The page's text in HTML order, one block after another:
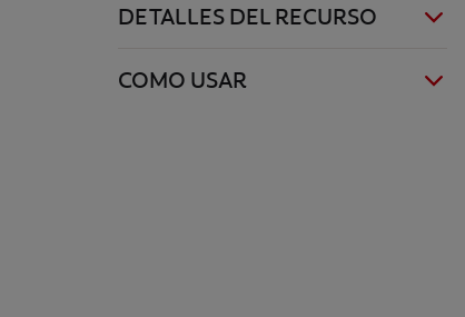
DETALLES DEL RECURSO
COMO USAR